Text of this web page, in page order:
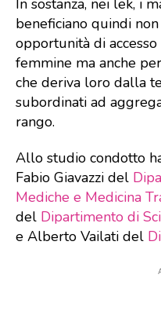
In sostanza, nei lek, i
beneficiano quindi
opportunità di
femmine ma anche
che deriva loro dalla
subordinati ad
rango.
Allo studio condotto
Fabio Giavazzi del
Mediche e Medicina
del Dipartimento di
e Alberto Vailati del